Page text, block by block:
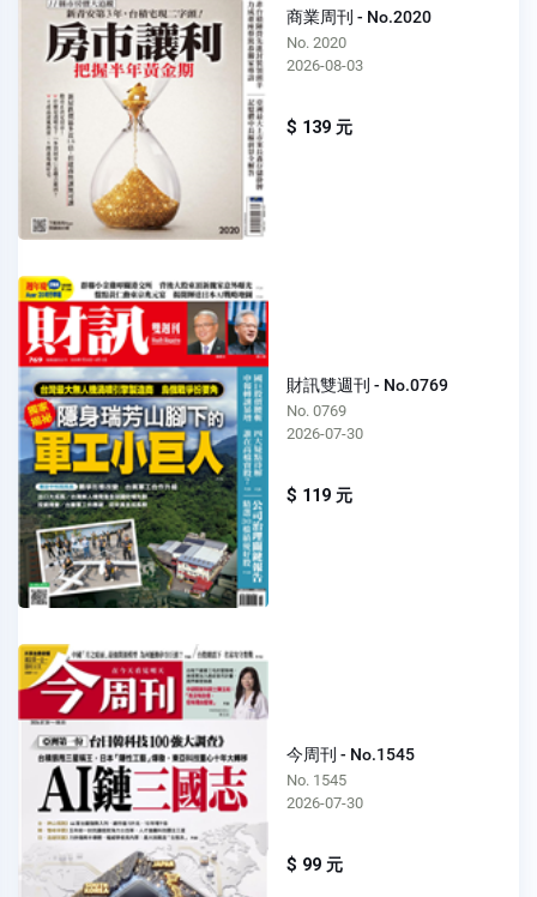
商業周刊 - No.2020
No. 2020
2026-08-03
$ 139 元
財訊雙週刊 - No.0769
No. 0769
2026-07-30
$ 119 元
今周刊 - No.1545
No. 1545
2026-07-30
$ 99 元